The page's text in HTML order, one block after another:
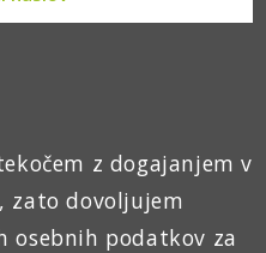
z dogajanjem v
zato dovoljujem
osebnih podatkov za